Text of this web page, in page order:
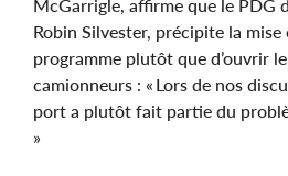
McGarrigle, affirme que le PDG
Robin Silvester, précipite la
programme plutôt que d’ouvrir
camionneurs : « Lors de nos
port a plutôt fait partie du
»